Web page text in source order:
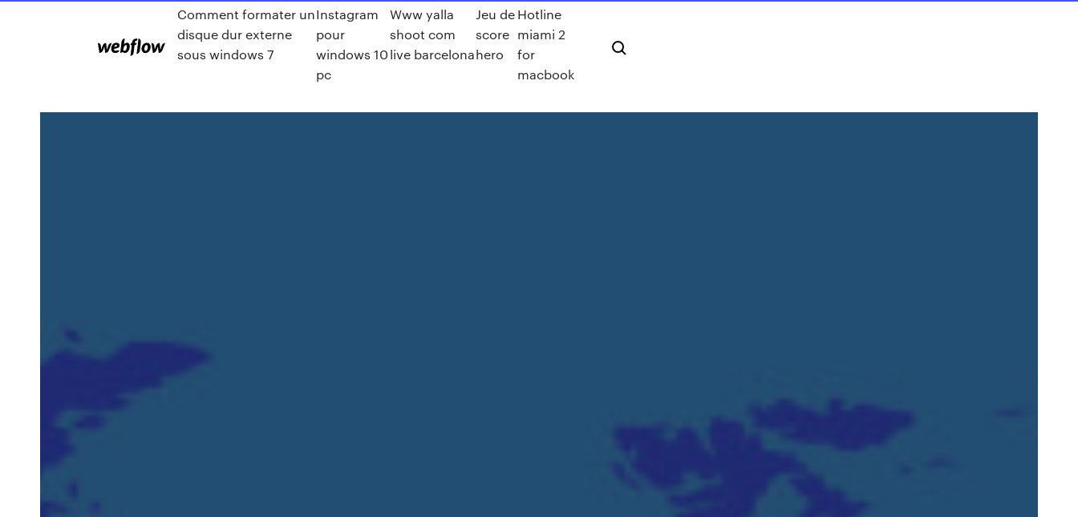
Comment formater un
disque dur externe
sous windows 7
Instagram
pour
windows 10
pc
Www yalla
shoot com
live barcelona
Jeu de
score
hero
Hotline
miami 2
for
macbook